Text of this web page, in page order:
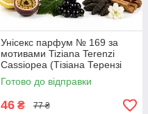
Унісекс парфум № 169 за
мотивами Tiziana Terenzi
Cassiopea (Тізіана Терензі
Кассіопея) 12 мл. ОПТ
Готово до відправки
46 ₴ 77 ₴